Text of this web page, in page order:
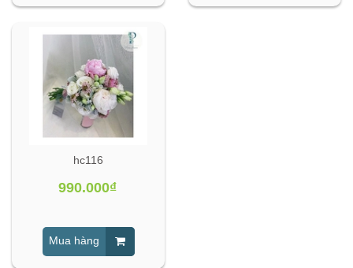
hc116
990.000₫
Mua hàng